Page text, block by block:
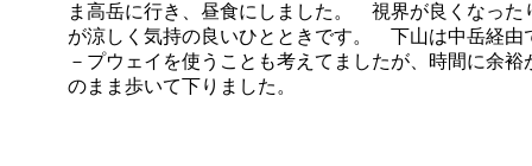
ま高岳に行き、昼食にしました。 視界が良くなった
が涼しく気持の良いひとときです。 下山は中岳経由
－プウェイを使うことも考えてましたが、時間に余
のまま歩いて下りました。